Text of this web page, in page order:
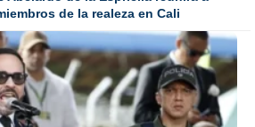
de la realeza en Cali